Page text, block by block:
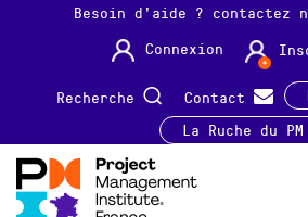
Besoin d'aide ? contactez
Connexion
Recherche Contact
La Ruche du PM